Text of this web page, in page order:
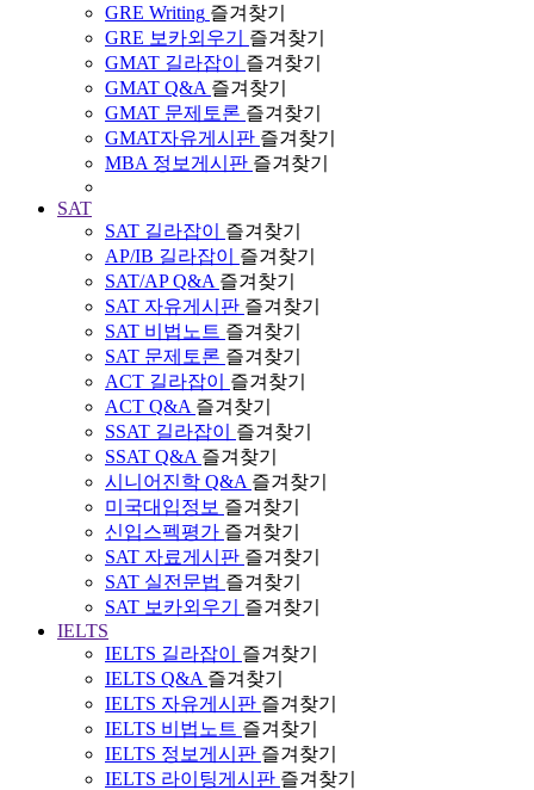
GRE Writing 즐겨찾기
GRE 보카외우기
즐겨찾기
GMAT 길라잡이
즐겨찾기
GMAT Q&A 즐겨찾기
GMAT 문제토론 즐겨찾기
GMAT자유게시판 즐겨찾기
MBA 정보게시판 즐겨찾기
SAT
SAT 길라잡이
즐겨찾기
AP/IB 길라잡이
즐겨찾기
SAT/AP Q&A 즐겨찾기
SAT 자유게시판 즐겨찾기
SAT 비법노트 즐겨찾기
SAT 문제토론 즐겨찾기
ACT 길라잡이
즐겨찾기
ACT Q&A 즐겨찾기
SSAT 길라잡이
즐겨찾기
SSAT Q&A 즐겨찾기
시니어진학 Q&A 즐겨찾기
미국대입정보 즐겨찾기
신입스펙평가 즐겨찾기
SAT 자료게시판 즐겨찾기
SAT 실전문법 즐겨찾기
SAT 보카외우기
즐겨찾기
IELTS
IELTS 길라잡이
즐겨찾기
IELTS Q&A 즐겨찾기
IELTS 자유게시판 즐겨찾기
IELTS 비법노트 즐겨찾기
IELTS 정보게시판 즐겨찾기
IELTS 라이팅게시판 즐겨찾기